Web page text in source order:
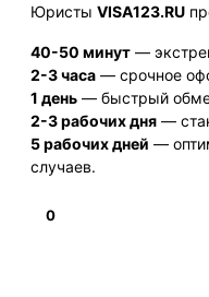
Юристы VISA123.RU
40-50 минут —
2-3 часа — срочное
1 день — быстрый
2-3 рабочих дня —
5 рабочих дней —
случаев.
0